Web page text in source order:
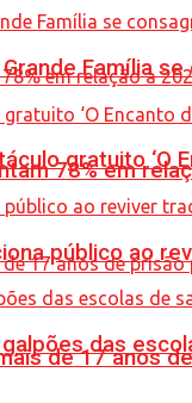
78% em
de 17 anos
Família
gratuito ‘O
público ao
das